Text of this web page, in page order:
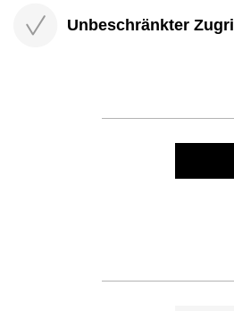
Unbeschränkter